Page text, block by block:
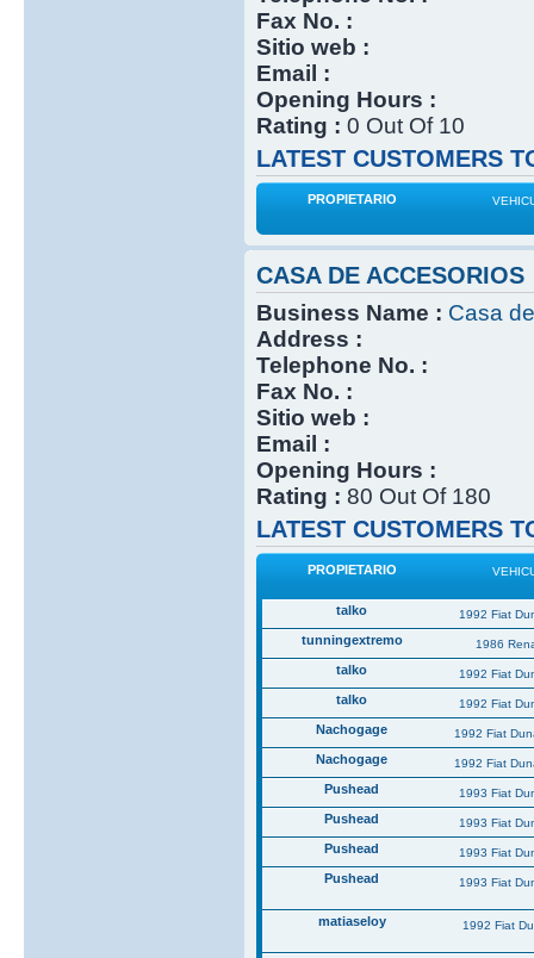
Fax No. :
Sitio web :
Email :
Opening Hours :
Rating : 0 Out Of 10
LATEST CUSTOMERS
PROPIETARIO
CASA DE ACCESORIOS
Business Name : Casa
Address :
Telephone No. :
Fax No. :
Sitio web :
Email :
Opening Hours :
Rating : 80 Out Of 180
LATEST CUSTOMERS
PROPIETARIO
talko 1992 Fiat
tunningextremo 1986
talko 1992 Fiat
talko 1992 Fiat
Nachogage 1992 Fiat
Nachogage 1992 Fiat
Pushead 1993 Fiat
Pushead 1993 Fiat
Pushead 1993 Fiat
Pushead 1993 Fiat
matiaseloy 1992 Fiat